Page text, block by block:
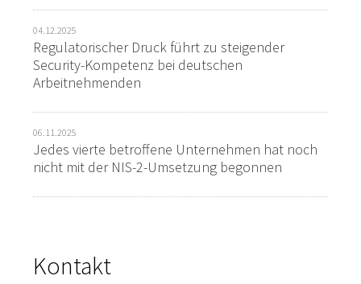
04.12.2025
Regulatorischer Druck führt zu steigender
Security-Kompetenz bei deutschen
Arbeitnehmenden
06.11.2025
Jedes vierte betroffene Unternehmen hat noch
nicht mit der NIS-2-Umsetzung begonnen
Kontakt